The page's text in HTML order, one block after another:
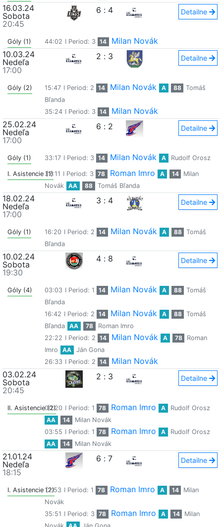
16.03.24
Sobota
20:45
6 : 4 Detailne
Góly (1) 44:02 I Period: 3 14
Milan Novák
10.03.24
Nedeľa
17:00
2 : 3 Detailne
Góly (2) 15:47 I Period: 2 14 Milan Novák A 88
Tomáš
Bľanda
35:24 I Period: 3 14
Milan Novák
25.02.24
Nedeľa
17:00
6 : 2 Detailne
Góly (1) 33:17 I Period: 3 14 Milan Novák A Rudolf Orosz
I. Asistencie (1)32:11 I Period: 3 78 Roman Imro A 14
Milan
Novák
AA 88 Tomáš Bľanda
18.02.24
Nedeľa
17:00
3 : 4 Detailne
Góly (1) 16:20 I Period: 2 14 Milan Novák A 88
Tomáš
Bľanda
10.02.24
Sobota
19:30
4 : 8 Detailne
Góly (4) 03:03 I Period: 1 14 Milan Novák A 88
Tomáš
Bľanda
16:42 I Period: 2 14 Milan Novák A 88
Tomáš
Bľanda
AA 78
Roman Imro
22:22 I Period: 2 14 Milan Novák A 78
Roman
Imro
AA
Ján Gona
26:33 I Period: 2 14
Milan Novák
03.02.24
Sobota
20:45
2 : 3 Detailne
II. Asistencie (2)
00:20 I Period: 1 78 Roman Imro A
Rudolf Orosz
AA
14
Milan Novák
03:55 I Period: 1 78 Roman Imro A
Rudolf Orosz
AA
14 Milan Novák
21.01.24
Nedeľa
18:15
6 : 7 Detailne
I. Asistencie (2)
12:53 I Period: 1 78 Roman Imro A 14
Milan
Novák
35:51 I Period: 3 78 Roman Imro A 14
Milan